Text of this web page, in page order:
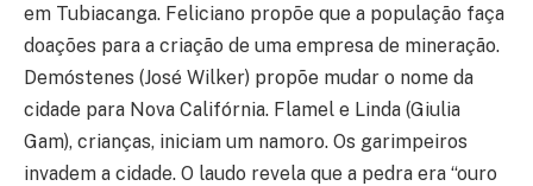
em Tubiacanga. Feliciano propõe que a população faça
doações para a criação de uma empresa de mineração.
Demóstenes (José Wilker) propõe mudar o nome da
cidade para Nova Califórnia. Flamel e Linda (Giulia
Gam), crianças, iniciam um namoro. Os garimpeiros
invadem a cidade. O laudo revela que a pedra era “ouro